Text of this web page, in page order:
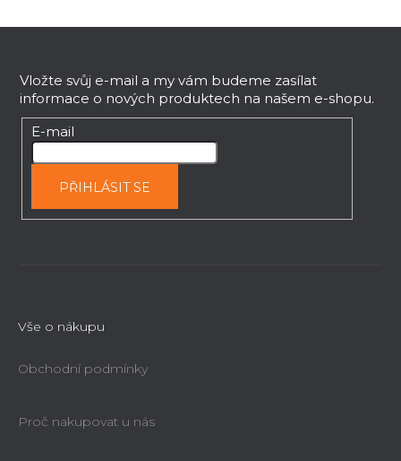
Vložte svůj e-mail a my vám budeme zasílat
informace o nových produktech na našem e-shopu.
E-mail
PŘIHLÁSIT SE
Vše o nákupu
Obchodní podmínky
Proč nakupovat u nás